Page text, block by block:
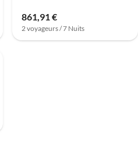
861,91 €
2 voyageurs / 7 Nuits